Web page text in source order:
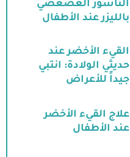
الناسور العصعصي
بالليزر عند الأطفال
القيء الأخضر عند
حديثي الولادة: انتبي
جيداً للأعراض
علاج القيء الأخضر
عند الأطفال